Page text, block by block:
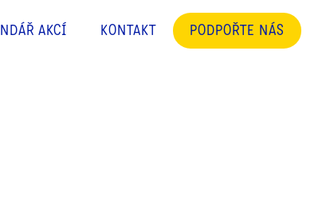
AKCÍ KONTAKT PODPOŘTE NÁS